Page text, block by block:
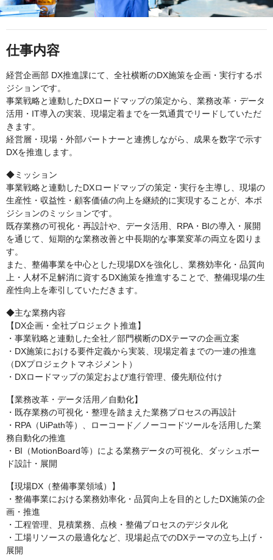
仕事内容
経営企画部 DX推進課にて、全社横断のDX施策を企画・実行するポ
ジションです。
事業戦略と連動したDXロードマップの策定から、業務改革・データ
活用・IT導入の実装、現場定着までを一気通貫でリードしていただ
きます。
経営層・現場・外部パートナーと連携しながら、成果を数字で示す
DXを推進します。
◆ミッション
事業戦略と連動したDXロードマップの策定・実行を主導し、現場の
生産性・収益性・顧客価値の向上を継続的に実現することが、本ポ
ジションのミッションです。
既存業務の可視化・再設計や、データ活用、RPA・BIの導入・展開
を通じて、短期的な業務改善と中長期的な事業変革の両立を図りま
す。
また、整備事業を中心とした現場DXを強化し、業務効率化・品質向
上・人材不足解消に資するDX施策を推進することで、整備現場の生
産性向上を牽引していただきます。
◆主な業務内容
【DX企画・全社プロジェクト推進】
・事業戦略と連動した全社／部門横断のDXテーマの企画立案
・DX施策における要件定義から実装、現場定着までの一連の推進
（DXプロジェクトマネジメント）
・DXロードマップの策定および進行管理、優先順位付け
【業務改革・データ活用／自動化】
・既存業務の可視化・整理を踏まえた業務プロセスの再設計
・RPA（UiPath等）、ローコード／ノーコードツールを活用した業
務自動化の推進
・BI（MotionBoard等）による業務データの可視化、ダッシュボー
ド設計・展開
【現場DX（整備事業領域）】
・整備事業における業務効率化・品質向上を目的としたDX施策の企
画・推進
・工程管理、見積業務、点検・整備プロセスのデジタル化
・工場リソースの最適化など、現場起点でのDXテーマの立ち上げ・
展開